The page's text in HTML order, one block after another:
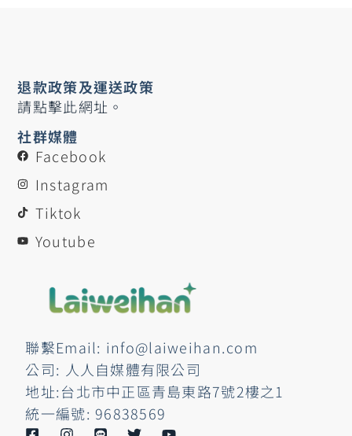
聯繫Email: info@laiweihan.com
公司: 人人自媒體有限公司
地址:台北市中正區青島東路7號2樓之1
統一編號: 96838569
社群媒體
Facebook
Instagram
Tiktok
Youtube
退款政策及運送政策
請點擊此網址。